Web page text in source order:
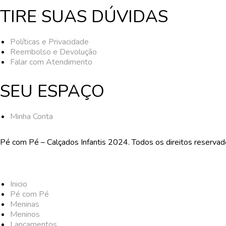
TIRE SUAS DÚVIDAS
Políticas e Privacidade
Reembolso e Devolução
Falar com Atendimento
SEU ESPAÇO
Minha Conta
Pé com Pé – Calçados Infantis 2024. Todos os direitos
Inicio
Pé com Pé
Meninas
Meninos